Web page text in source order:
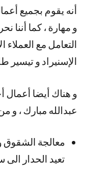
أنه يقوم بجميع
و مهارة ، كما
التعامل مع
الإسنيراد و تيسير
و هناك أيضا أعمال
عبدالله مبارك ، و
معالجة الشقوق
تعيد الحدار